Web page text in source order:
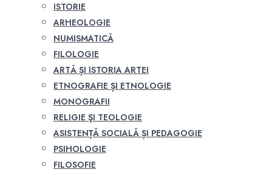
ISTORIE
ARHEOLOGIE
NUMISMATICĂ
FILOLOGIE
ARTĂ ȘI ISTORIA ARTEI
ETNOGRAFIE ȘI ETNOLOGIE
MONOGRAFII
RELIGIE ŞI TEOLOGIE
ASISTENȚĂ SOCIALĂ ȘI PEDAGOGIE
PSIHOLOGIE
FILOSOFIE